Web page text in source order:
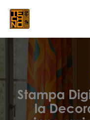
Stampa
la